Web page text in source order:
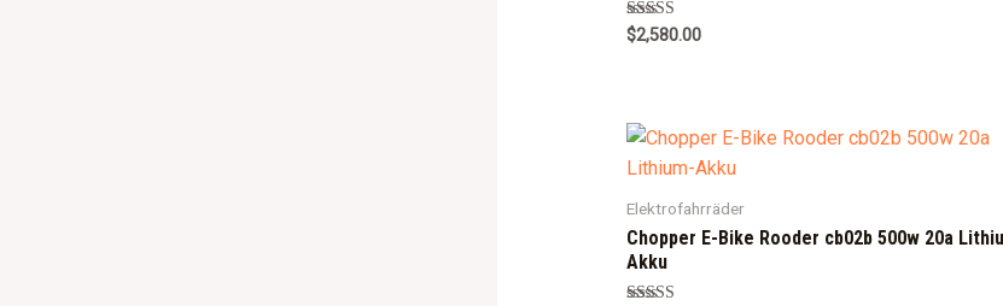
Rated
5.00
$2,580.00
Elektrofahrräder
Chopper E-Bike Rooder cb02b 500w 20a
Akku